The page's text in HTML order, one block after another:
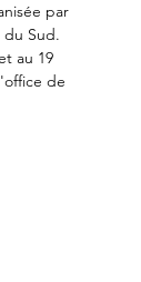
par
Sud.
au 19
de